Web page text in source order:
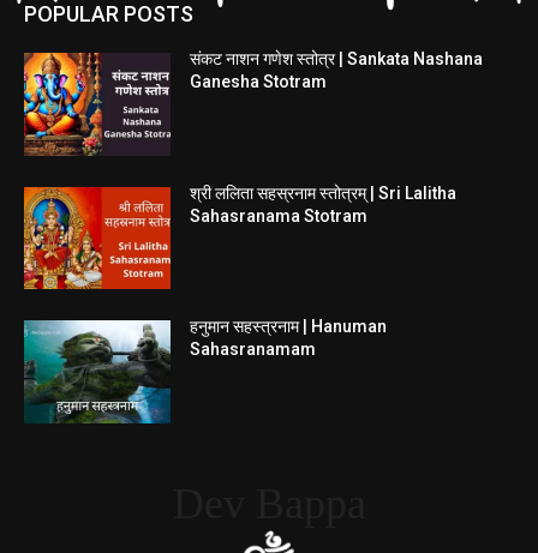
POPULAR POSTS
संकट नाशन गणेश स्तोत्र | Sankata Nashana
Ganesha Stotram
श्री ललिता सहस्रनाम स्तोत्रम् | Sri Lalitha
Sahasranama Stotram
हनुमान सहस्त्रनाम | Hanuman
Sahasranamam